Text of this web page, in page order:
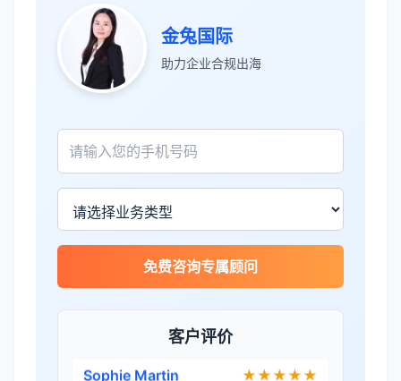
金兔国际
助力企业合规出海
免费咨询专属顾问
客户评价
张先生
服务专业高效，一周就完成了泰国公司注
James Wilson
金兔国际帮我们完成了泰国建厂的所有法
律手续，非常专业。
★★★★☆
泰国公司注册比预想的复杂，多亏有专业
Sophie Martin ★★★★★